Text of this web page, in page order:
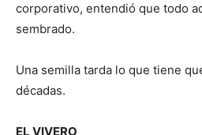
corporativo, entendió que todo
sembrado.
Una semilla tarda lo que tiene
décadas.
EL VIVERO